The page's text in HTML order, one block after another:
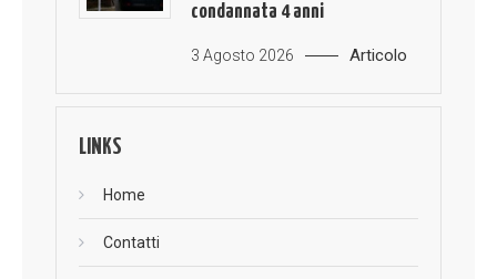
condannata 4 anni
3 Agosto 2026 Articolo
LINKS
Home
Contatti